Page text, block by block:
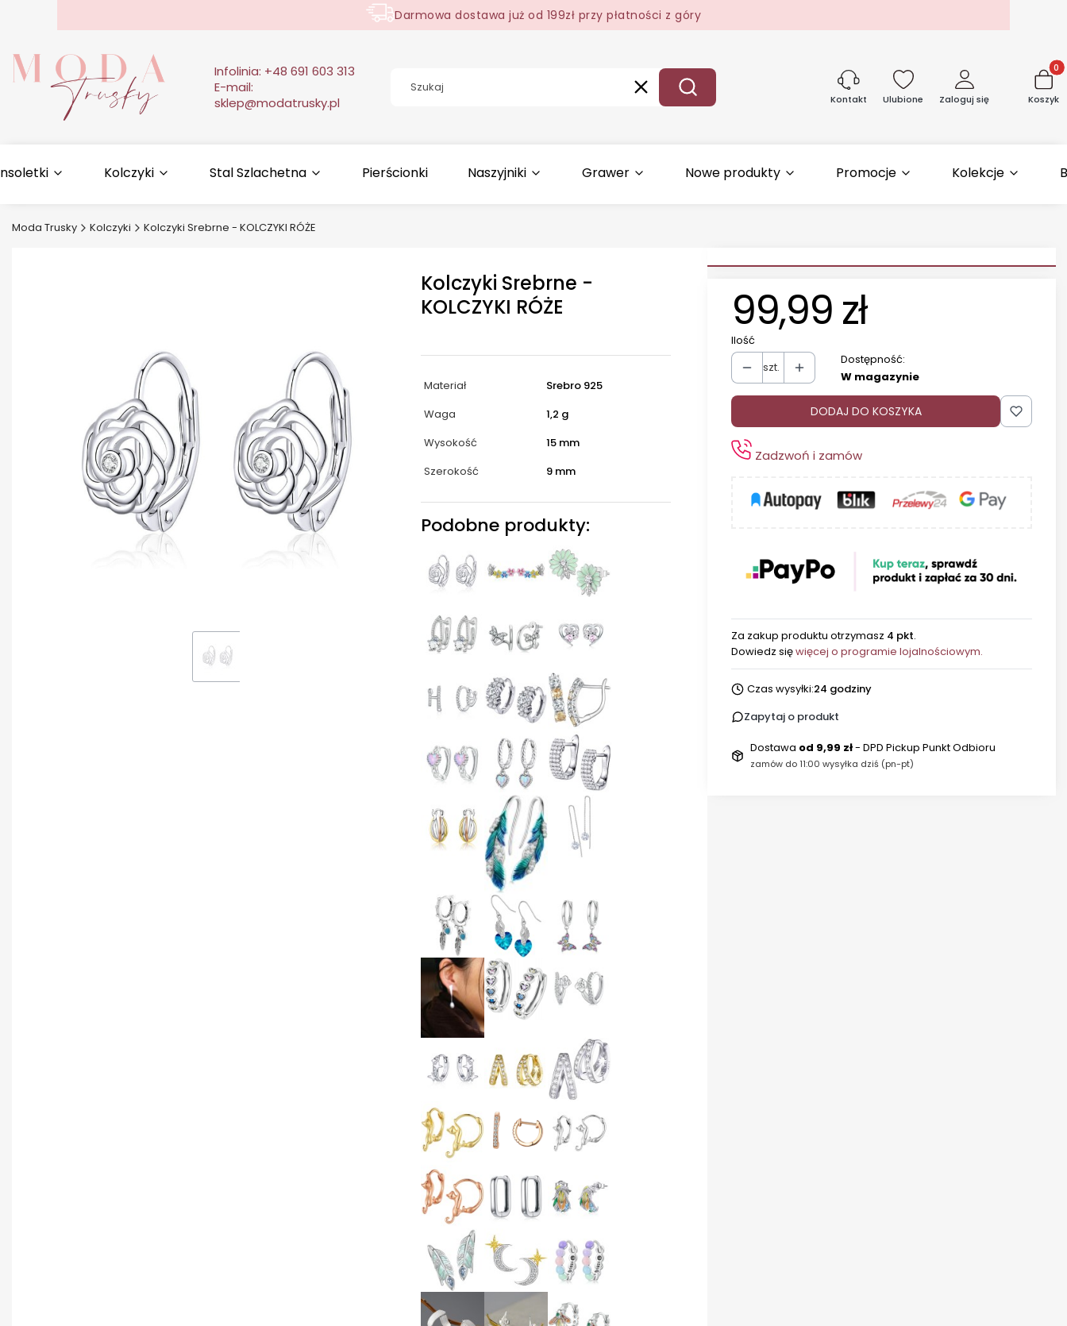
Darmowa dostawa już od 199zł przy płatności z góry
Infolinia: +48 691 603 313
E-mail:
sklep@modatrusky.pl
WyczyśćSzukaj Kontakt Ulubione Zaloguj się Koszyk
Kolczyki Stal Szlachetna Pierścionki Naszyjniki Grawer Nowe produkty Promocje Kolekcje
Moda Trusky Kolczyki Kolczyki Srebrne - KOLCZYKI RÓŻE
Kolczyki Srebrne -
KOLCZYKI RÓŻE
Materiał
Srebro 925
Waga
1,2 g
Wysokość
15 mm
Szerokość
9 mm
Podobne produkty:
99,99 zł
Ilość
szt.
Dostępność:
W magazynie
DODAJ DO KOSZYKA
Zadzwoń i zamów
Za zakup produktu otrzymasz 4 pkt.
Dowiedz sięwięcej o programie lojalnościowym.
Czas wysyłki:24 godziny
Zapytaj o produkt
Dostawa od 9,99 zł- DPD Pickup Punkt Odbioru
zamów do 11:00 wysyłka dziś (pn-pt)